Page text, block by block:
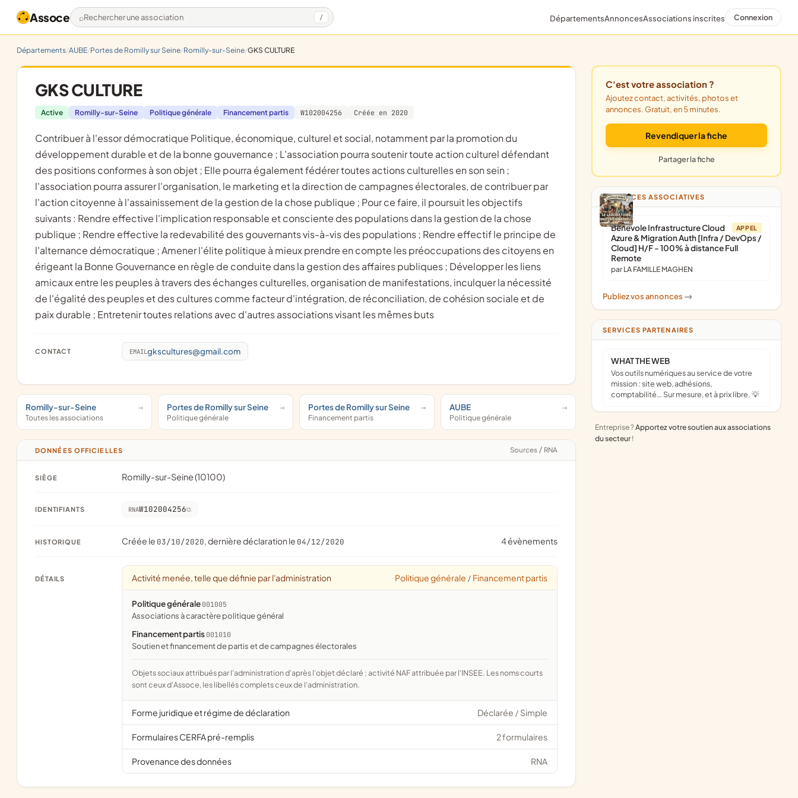
Assoce Rechercher une association / DépartementsAnnoncesAssociations inscrites Connexion
Départements AUBE Portes de Romilly sur Seine Romilly-sur-Seine GKS CULTURE
GKS CULTURE
Active Romilly-sur-Seine Politique générale Financement partis W102004256 Créée en 2020
contribuer à l'essor démocratique Politique, économique, culturel et social, notamment par la promotion du
développement durable et de la bonne gouvernance ; L'association pourra soutenir toute action culturel défendant
des positions conformes à son objet ; Elle pourra également fédérer toutes actions culturelles en son sein ;
l'association pourra assurer l'organisation, le marketing et la direction de campagnes électorales, de contribuer par
l'action citoyenne à l'assainissement de la gestion de la chose publique ; Pour ce faire, il poursuit les objectifs
suivants : Rendre effective l'implication responsable et consciente des populations dans la gestion de la chose
publique ; Rendre effective la redevabilité des gouvernants vis-à-vis des populations ; Rendre effectif le principe de
l'alternance démocratique ; Amener l'élite politique à mieux prendre en compte les préoccupations des citoyens en
érigeant la Bonne Gouvernance en règle de conduite dans la gestion des affaires publiques ; Développer les liens
amicaux entre les peuples à travers des échanges culturelles, organisation de manifestations, inculquer la nécessité
de l'égalité des peuples et des cultures comme facteur d'intégration, de réconciliation, de cohésion sociale et de
paix durable ; Entretenir toutes relations avec d'autres associations visant les mêmes buts
CONTACT EMAIL gkscultures@gmail.com
Romilly-sur-Seine
Toutes les associations
Portes de Romilly sur Seine
Politique générale
Portes de Romilly sur Seine
Financement partis
AUBE
Politique générale
DONNÉES OFFICIELLES Sources / RNA
SIÈGE Romilly-sur-Seine (10100)
IDENTIFIANTS RNAW102004256
HISTORIQUE Créée le 03/10/2020, dernière déclaration le 04/12/2020 4 évènements
DÉTAILS Activité menée, telle que définie par l'administration Politique générale / Financement partis
Politique générale 001005
associations à caractère politique général
Financement partis 001010
soutien et financement de partis et de campagnes électorales
Objets sociaux attribués par l'administration d'après l'objet déclaré ; activité NAF attribuée par l'INSEE. Les noms courts
sont ceux d'Assoce, les libellés complets ceux de l'administration.
Forme juridique et régime de déclaration Déclarée / Simple
Formulaires CERFA pré-remplis 2 formulaires
Provenance des données RNA
C'est votre association ?
Ajoutez contact, activités, photos et
annonces. Gratuit, en 5 minutes.
Revendiquer la fiche
Partager la fiche
ANNONCES ASSOCIATIVES
APPEL
Bénévole Infrastructure Cloud
Azure & Migration Auth [Infra / DevOps /
Cloud] H/F - 100% à distance Full
Remote
par LA FAMILLE MAGHEN
Publiez vos annonces ->
SERVICES PARTENAIRES
WHAT THE WEB
Vos outils numériques au service de votre
mission : site web, adhésions,
comptabilité… Sur mesure, et à prix libre. 💡
Entreprise ?Apportez votre soutien aux associations
du secteur !